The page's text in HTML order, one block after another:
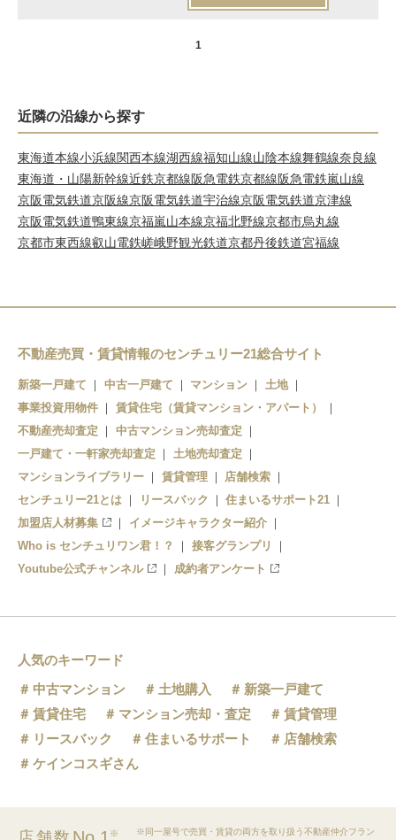
1
近隣の沿線から探す
東海道本線小浜線関西本線湖西線福知山線山陰本線舞鶴線奈良線
東海道・山陽新幹線近鉄京都線阪急電鉄京都線阪急電鉄嵐山線
京阪電気鉄道京阪線京阪電気鉄道宇治線京阪電気鉄道京津線
京阪電気鉄道鴨東線京福嵐山本線京福北野線京都市烏丸線
京都市東西線叡山電鉄嵯峨野観光鉄道京都丹後鉄道宮福線
不動産売買・賃貸情報のセンチュリー21総合サイト
新築一戸建て 中古一戸建て マンション
土地
事業投資用物件
賃貸住宅（賃貸マンション・アパート）
不動産売却査定
中古マンション売却査定
一戸建て・一軒家売却査定
土地売却査定
マンションライブラリー
賃貸管理
店舗検索
センチュリー21とは
リースバック
住まいるサポート21
加盟店人材募集
イメージキャラクター紹介
Who is センチュリワン君！？
接客グランプリ
Youtube公式チャンネル
成約者アンケート
人気のキーワード
中古マンション
土地購入
新築一戸建て
賃貸住宅
マンション売却・査定
賃貸管理
リースバック
住まいるサポート
店舗検索
ケインコスギさん
※ ※同一屋号で売買・賃貸の両方を取り扱う不動産仲介フラン